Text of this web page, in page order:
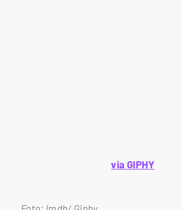
via GIPHY